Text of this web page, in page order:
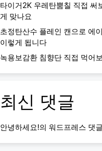
타이거2K 우레탄뿜칠 직접 써
게 맞나요
초정탄산수 플레인 캔으로 에
이렇게 됩니다
녹용보감환 침향단 직접 먹어
최신 댓글
안녕하세요!의 워드프레스 댓